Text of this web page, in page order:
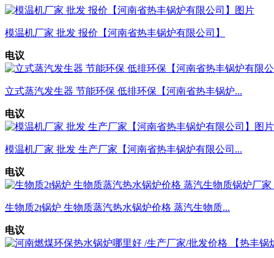
模温机厂家 批发 报价【河南省热丰锅炉有限公司】
电议
立式蒸汽发生器 节能环保 低排环保【河南省热丰锅炉...
电议
模温机厂家 批发 生产厂家【河南省热丰锅炉有限公司...
电议
生物质2t锅炉 生物质蒸汽热水锅炉价格 蒸汽生物质...
电议